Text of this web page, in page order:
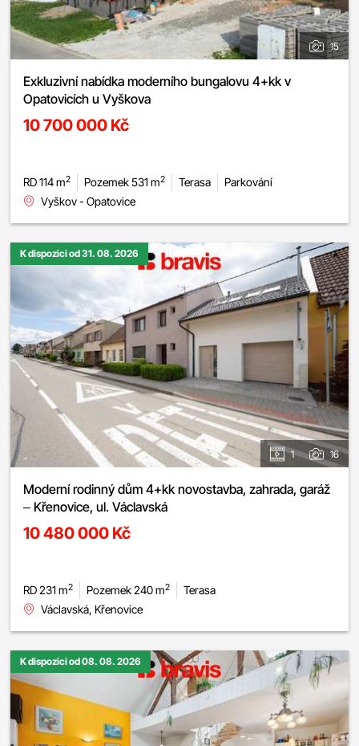
15
Exkluzivní nabídka moderního bungalovu 4+kk v
Opatovicích u Vyškova
10 700 000 Kč
RD 114 m2 Pozemek 531 m2 Terasa
Parkování
Vyškov - Opatovice
K dispozici od 31. 08. 2026
1 16
Moderní rodinný dům 4+kk novostavba, zahrada, garáž
– Křenovice, ul. Václavská
10 480 000 Kč
RD 231 m2 Pozemek 240 m2
Terasa
Václavská, Křenovice
K dispozici od 08. 08. 2026